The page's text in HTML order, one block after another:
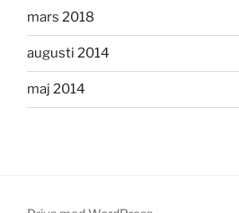
mars 2018
augusti 2014
maj 2014